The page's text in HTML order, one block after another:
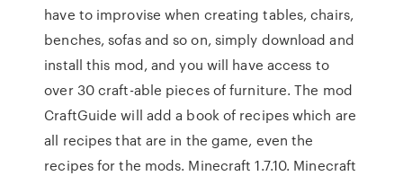
have to improvise when creating tables, chairs,
benches, sofas and so on, simply download and
install this mod, and you will have access to
over 30 craft-able pieces of furniture. The mod
CraftGuide will add a book of recipes which are
all recipes that are in the game, even the
recipes for the mods. Minecraft 1.7.10. Minecraft